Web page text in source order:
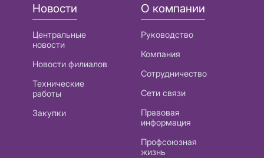
Новости
Центральные
новости
Новости филиалов
Технические
работы
Закупки
О компании
Руководство
Компания
Сотрудничество
Сети связи
Правовая
информация
Профсоюзная
жизнь